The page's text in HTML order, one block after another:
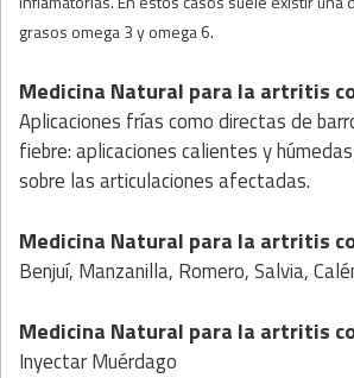
grasos omega 3 y omega 6.
Medicina Natural para la artritis
Aplicaciones frías como directas de
fiebre: aplicaciones calientes y
sobre las articulaciones afectadas.
Medicina Natural para la artritis
Benjuí, Manzanilla, Romero, Salvia,
Medicina Natural para la artritis
Inyectar Muérdago